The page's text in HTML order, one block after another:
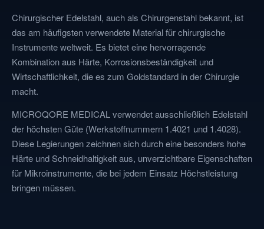
Chirurgischer Edelstahl, auch als Chirurgenstahl bekannt, ist
das am häufigsten verwendete Material für chirurgische
Instrumente weltweit. Es bietet eine hervorragende
Kombination aus Härte, Korrosionsbeständigkeit und
Wirtschaftlichkeit, die es zum Goldstandard in der Chirurgie
macht.
MICROQORE MEDICAL verwendet ausschließlich Edelstahl
der höchsten Güte (Werkstoffnummern 1.4021 und 1.4028).
Diese Legierungen zeichnen sich durch eine besonders hohe
Härte und Schneidhaltigkeit aus, unverzichtbare Eigenschaften
für Mikroinstrumente, die bei jedem Einsatz Höchstleistung
bringen müssen.